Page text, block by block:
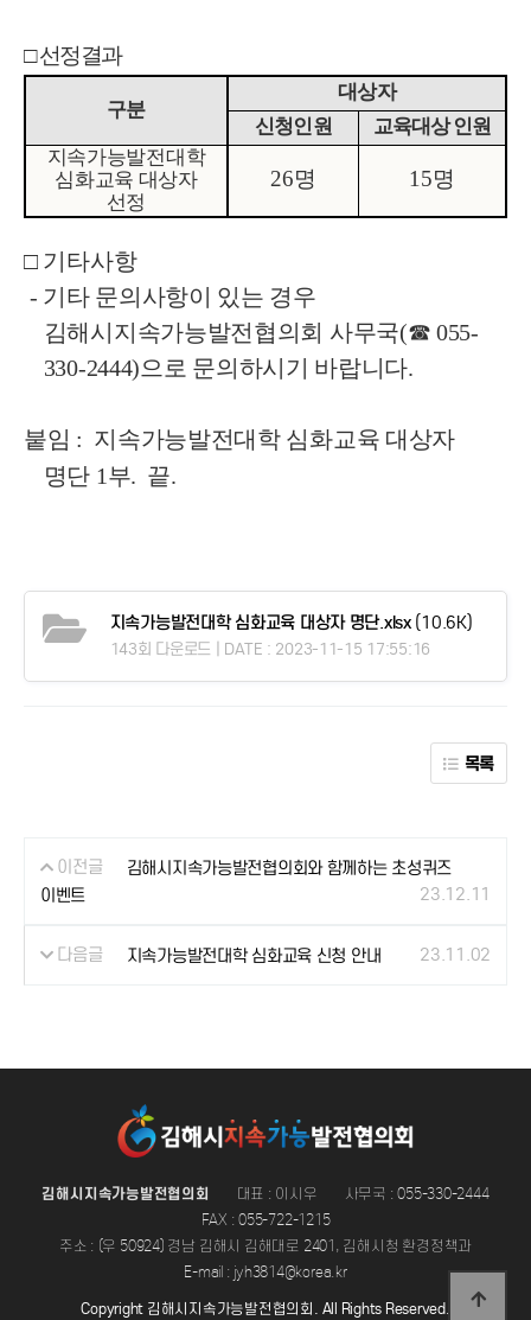
□ 선정결과
구분
대상자
신청인원
교육대상 인원
지속가능발전대학
심화교육 대상자
선정
26명 15명
□ 기타사항
- 기타 문의사항이 있는 경우
김해시지속가능발전협의회 사무국(☎ 055-
330-2444)으로 문의하시기 바랍니다.
붙임 : 지속가능발전대학 심화교육 대상자
명단 1부. 끝.
지속가능발전대학 심화교육 대상자 명단.xlsx(10.6K)
143회 다운로드 | DATE : 2023-11-15 17:55:16
목록
이전글
김해시지속가능발전협의회와 함께하는 초성퀴즈
이벤트
23.12.11
다음글 지속가능발전대학 심화교육 신청 안내 23.11.02
김해시지속가능발전협의회 대표 : 이시우
사무국 : 055-330-2444
FAX : 055-722-1215
주소 : (우 50924) 경남 김해시 김해대로 2401, 김해시청 환경정책과
E-mail : jyh3814@korea.kr
Copyright 김해시지속가능발전협의회. All Rights Reserved.